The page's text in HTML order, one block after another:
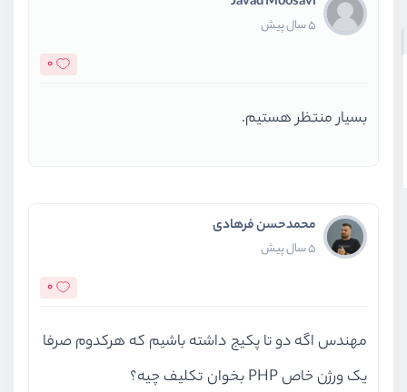
5 سال پیش
0
بسیار منتظر هستیم.
محمدحسن فرهادی
5 سال پیش
0
مهندس اگه دو تا پکیج داشته باشیم که هرکدوم صرفا
یک ورژن خاص PHP بخوان تکلیف چیه؟